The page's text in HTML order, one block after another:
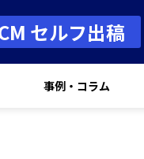
セルフ出稿
事例・コラム